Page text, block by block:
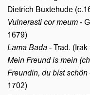
Dietrich Buxtehude
Vulnerasti cor meum -
1679)
Lama Bada - Trad.
Mein Freund is mein
Freundin, du bist schön
1702)